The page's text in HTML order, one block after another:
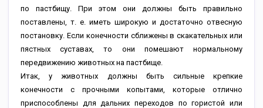
по пастбищу. При этом они должны быть правильно
поставлены, т. е. иметь широкую и достаточно отвесную
постановку. Если конечности сближены в скакательных или
пястных суставах, то они помешают нормальному
передвижению животных на пастбище.
Итак, у животных должны быть сильные крепкие
конечности с прочными копытами, которые отлично
приспособлены для дальних переходов по гористой или